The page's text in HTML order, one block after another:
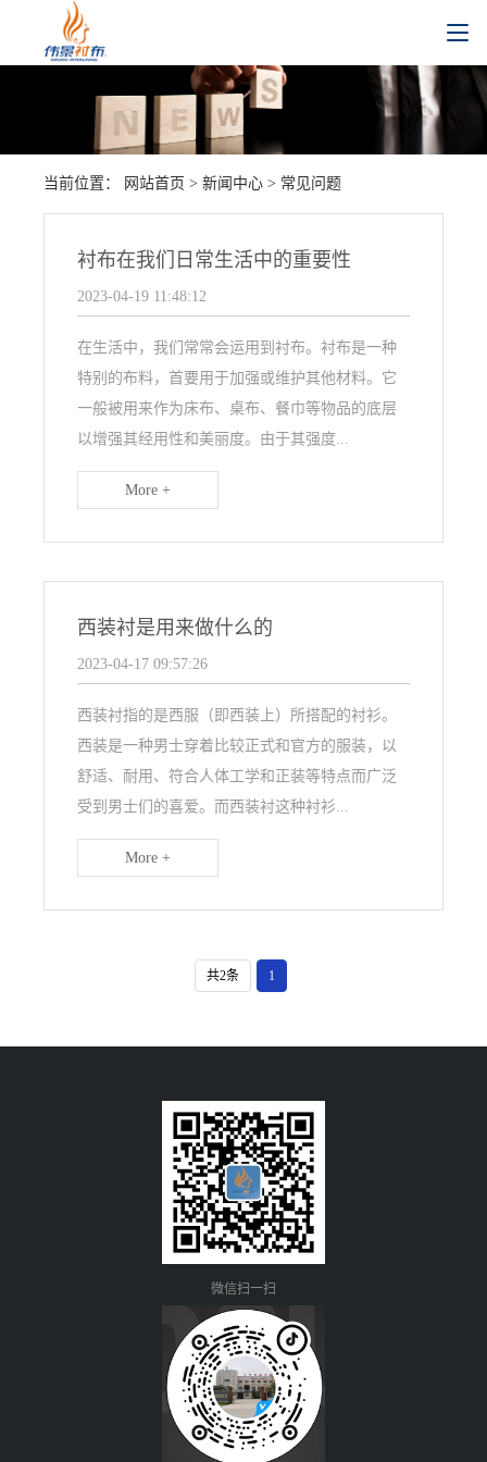
当前位置： 网站首页 > 新闻中心> 常见问题
衬布在我们日常生活中的重要性
2023-04-19 11:48:12
在生活中，我们常常会运用到衬布。衬布是一种
特别的布料，首要用于加强或维护其他材料。它
一般被用来作为床布、桌布、餐巾等物品的底层
以增强其经用性和美丽度。由于其强度...
More +
西装衬是用来做什么的
2023-04-17 09:57:26
西装衬指的是西服（即西装上）所搭配的衬衫。
西装是一种男士穿着比较正式和官方的服装，以
舒适、耐用、符合人体工学和正装等特点而广泛
受到男士们的喜爱。而西装衬这种衬衫...
More +
共2条 1
微信扫一扫